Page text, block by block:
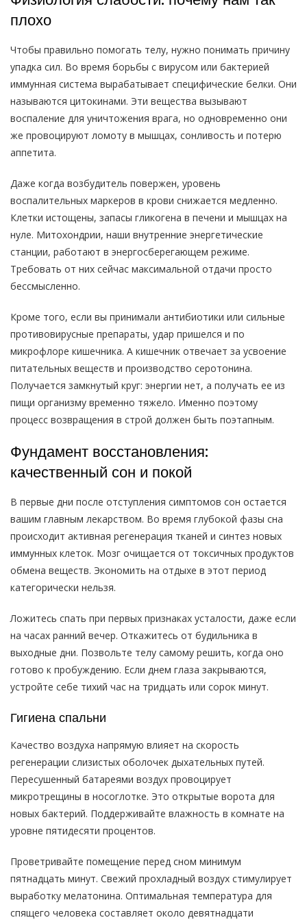
плохо
Чтобы правильно помогать телу, нужно понимать причину
упадка сил. Во время борьбы с вирусом или бактерией
иммунная система вырабатывает специфические белки. Они
называются цитокинами. Эти вещества вызывают
воспаление для уничтожения врага, но одновременно они
же провоцируют ломоту в мышцах, сонливость и потерю
аппетита.
Даже когда возбудитель повержен, уровень
воспалительных маркеров в крови снижается медленно.
Клетки истощены, запасы гликогена в печени и мышцах на
нуле. Митохондрии, наши внутренние энергетические
станции, работают в энергосберегающем режиме.
Требовать от них сейчас максимальной отдачи просто
бессмысленно.
Кроме того, если вы принимали антибиотики или сильные
противовирусные препараты, удар пришелся и по
микрофлоре кишечника. А кишечник отвечает за усвоение
питательных веществ и производство серотонина.
Получается замкнутый круг: энергии нет, а получать ее из
пищи организму временно тяжело. Именно поэтому
процесс возвращения в строй должен быть поэтапным.
Фундамент восстановления:
качественный сон и покой
В первые дни после отступления симптомов сон остается
вашим главным лекарством. Во время глубокой фазы сна
происходит активная регенерация тканей и синтез новых
иммунных клеток. Мозг очищается от токсичных продуктов
обмена веществ. Экономить на отдыхе в этот период
категорически нельзя.
Ложитесь спать при первых признаках усталости, даже если
на часах ранний вечер. Откажитесь от будильника в
выходные дни. Позвольте телу самому решить, когда оно
готово к пробуждению. Если днем глаза закрываются,
устройте себе тихий час на тридцать или сорок минут.
Гигиена спальни
Качество воздуха напрямую влияет на скорость
регенерации слизистых оболочек дыхательных путей.
Пересушенный батареями воздух провоцирует
микротрещины в носоглотке. Это открытые ворота для
новых бактерий. Поддерживайте влажность в комнате на
уровне пятидесяти процентов.
Проветривайте помещение перед сном минимум
пятнадцать минут. Свежий прохладный воздух стимулирует
выработку мелатонина. Оптимальная температура для
спящего человека составляет около девятнадцати